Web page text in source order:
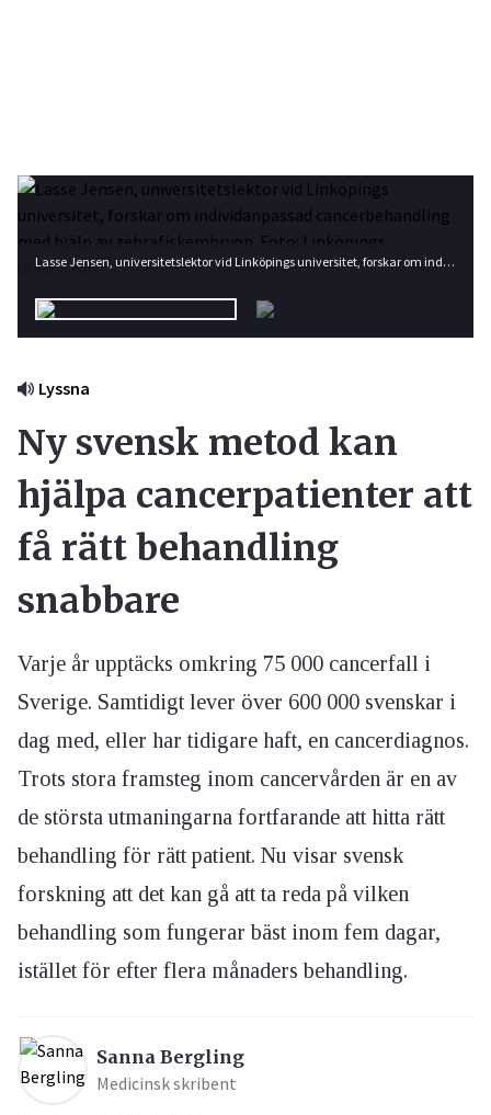
Lasse Jensen, universitetslektor vid Linköpings universitet, forskar om individanpassad cancerbehandling med hjälp av zebrafiskembryon. Foto: Linköpings universitet.
Lyssna
Ny svensk metod kan
hjälpa cancerpatienter att
få rätt behandling
snabbare
Varje år upptäcks omkring 75 000 cancerfall i
Sverige. Samtidigt lever över 600 000 svenskar i
dag med, eller har tidigare haft, en cancerdiagnos.
Trots stora framsteg inom cancervården är en av
de största utmaningarna fortfarande att hitta rätt
behandling för rätt patient. Nu visar svensk
forskning att det kan gå att ta reda på vilken
behandling som fungerar bäst inom fem dagar,
istället för efter flera månaders behandling.
Sanna Bergling
Medicinsk skribent